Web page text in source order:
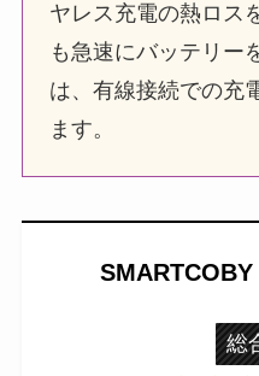
ヤレス充電の熱ロス
も急速にバッテリー
は、有線接続での充
ます。
総